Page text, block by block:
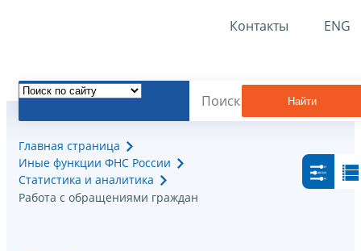
Контакты ENG
Найти
Главная страница
Иные функции ФНС России
Статистика и аналитика
Работа с обращениями граждан